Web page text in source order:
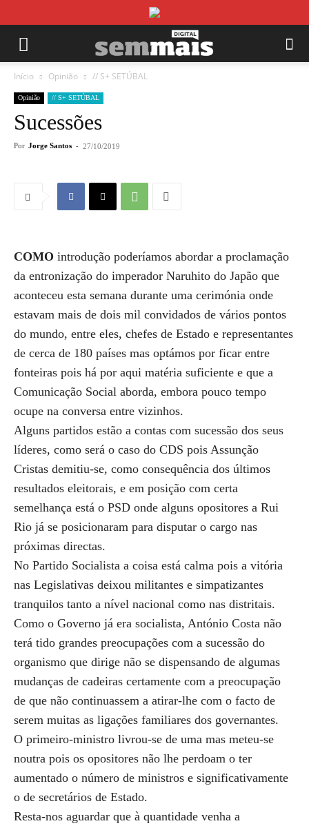
Início Opinião // S+ SETÚBAL
Opinião // S+ SETÚBAL
Sucessões
Por Jorge Santos - 27/10/2019
COMO introdução poderíamos abordar a proclamação
da entronização do imperador Naruhito do Japão que
aconteceu esta semana durante uma cerimónia onde
estavam mais de dois mil convidados de vários pontos
do mundo, entre eles, chefes de Estado e representantes
de cerca de 180 países mas optámos por ficar entre
fonteiras pois há por aqui matéria suficiente e que a
Comunicação Social aborda, embora pouco tempo
ocupe na conversa entre vizinhos.
Alguns partidos estão a contas com sucessão dos seus
líderes, como será o caso do CDS pois Assunção
Cristas demitiu-se, como consequência dos últimos
resultados eleitorais, e em posição com certa
semelhança está o PSD onde alguns opositores a Rui
Rio já se posicionaram para disputar o cargo nas
próximas directas.
No Partido Socialista a coisa está calma pois a vitória
nas Legislativas deixou militantes e simpatizantes
tranquilos tanto a nível nacional como nas distritais.
Como o Governo já era socialista, António Costa não
terá tido grandes preocupações com a sucessão do
organismo que dirige não se dispensando de algumas
mudanças de cadeiras certamente com a preocupação
de que não continuassem a atirar-lhe com o facto de
serem muitas as ligações familiares dos governantes.
O primeiro-ministro livrou-se de uma mas meteu-se
noutra pois os opositores não lhe perdoam o ter
aumentado o número de ministros e significativamente
o de secretários de Estado.
Resta-nos aguardar que à quantidade venha a